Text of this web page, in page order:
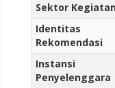
Sektor
Identitas
Rekomendasi
Instansi
Penyelenggara